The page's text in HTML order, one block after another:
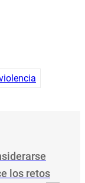
los retos